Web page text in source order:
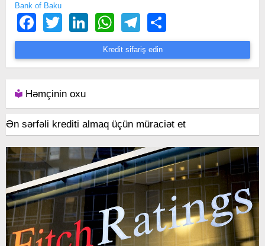
Bank of Baku
FacebookTwitter LinkedIn WhatsAppTelegram
Kredit sifariş edin
Həmçinin oxu
Ən sərfəli krediti almaq üçün müraciət et